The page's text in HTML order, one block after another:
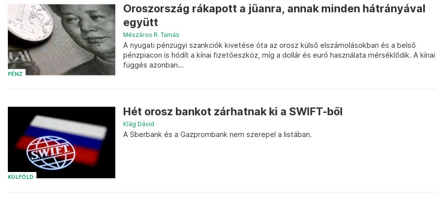
PÉNZ
Oroszország rákapott a jüanra, annak minden hátrányával
együtt
Mészáros R. Tamás
A nyugati pénzügyi szankciók kivetése óta az orosz külső elszámolásokban és a belső
pénzpiacon is hódít a kínai fizetőeszköz, míg a dollár és euró használata mérséklődik. A kínai
függés azonban...
KÜLFÖLD
Hét orosz bankot zárhatnak ki a SWIFT-ből
Klág Dávid
A Sberbank és a Gazprombank nem szerepel a listában.